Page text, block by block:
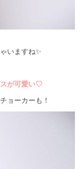
いますね✨
が可愛い♡
ョーカーも！